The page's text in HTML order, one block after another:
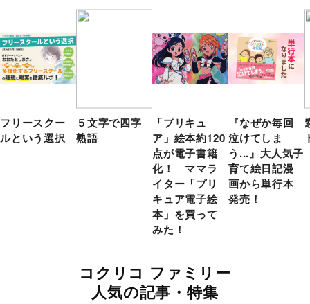
フリースクー
ルという選択
５文字で四字
熟語
「プリキュ
ア」絵本約120
点が電子書籍
化！ ママラ
イター「プリ
キュア電子絵
本」を買って
みた！
『なぜか毎回
泣けてしま
う...』大人気子
育て絵日記漫
画から単行本
発売！
コクリコ ファミリー
人気の記事・特集